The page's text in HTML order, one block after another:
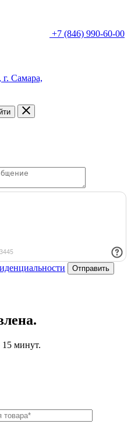
+7 (846) 990-60-00
г. Самара,
Отправить
минут.